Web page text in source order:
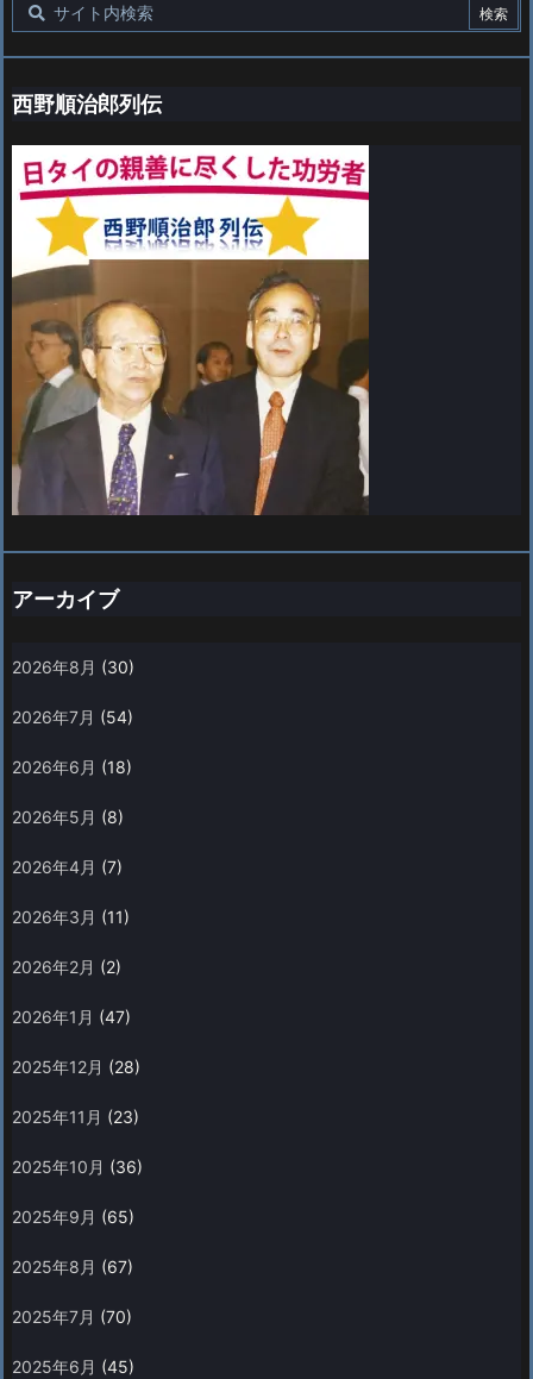
西野順治郎列伝
アーカイブ
2026年8月 (30)
2026年7月 (54)
2026年6月 (18)
2026年5月 (8)
2026年4月 (7)
2026年3月 (11)
2026年2月 (2)
2026年1月 (47)
2025年12月 (28)
2025年11月 (23)
2025年10月 (36)
2025年9月 (65)
2025年8月 (67)
2025年7月 (70)
2025年6月 (45)